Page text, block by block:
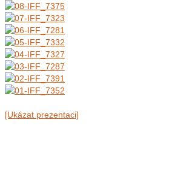
[Ukázat prezentaci]